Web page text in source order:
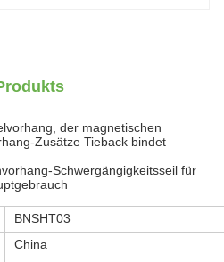
der magnetischen
Zusätze Tieback bindet
Schwergängigkeitsseil für
BNSHT03
China